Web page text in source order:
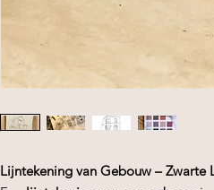
Lijntekening van Gebouw – Zwarte